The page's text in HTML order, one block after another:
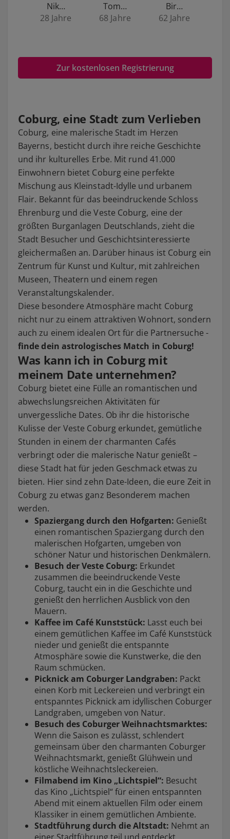
Nik…
28 Jahre
Tom…
68 Jahre
Bir…
62 Jahre
Zur kostenlosen Registrierung
Coburg, eine Stadt zum Verlieben
Coburg, eine malerische Stadt im Herzen
Bayerns, besticht durch ihre reiche Geschichte
und ihr kulturelles Erbe. Mit rund 41.000
Einwohnern bietet Coburg eine perfekte
Mischung aus Kleinstadt-Idylle und urbanem
Flair. Bekannt für das beeindruckende Schloss
Ehrenburg und die Veste Coburg, eine der
größten Burganlagen Deutschlands, zieht die
Stadt Besucher und Geschichtsinteressierte
gleichermaßen an. Darüber hinaus ist Coburg ein
Zentrum für Kunst und Kultur, mit zahlreichen
Museen, Theatern und einem regen
Veranstaltungskalender.
Diese besondere Atmosphäre macht Coburg
nicht nur zu einem attraktiven Wohnort, sondern
auch zu einem idealen Ort für die Partnersuche -
finde dein astrologisches Match in Coburg!
Was kann ich in Coburg mit
meinem Date unternehmen?
Coburg bietet eine Fülle an romantischen und
abwechslungsreichen Aktivitäten für
unvergessliche Dates. Ob ihr die historische
Kulisse der Veste Coburg erkundet, gemütliche
Stunden in einem der charmanten Cafés
verbringt oder die malerische Natur genießt –
diese Stadt hat für jeden Geschmack etwas zu
bieten. Hier sind zehn Date-Ideen, die eure Zeit in
Coburg zu etwas ganz Besonderem machen
werden.
Spaziergang durch den Hofgarten: Genießt
einen romantischen Spaziergang durch den
malerischen Hofgarten, umgeben von
schöner Natur und historischen Denkmälern.
Besuch der Veste Coburg: Erkundet
zusammen die beeindruckende Veste
Coburg, taucht ein in die Geschichte und
genießt den herrlichen Ausblick von den
Mauern.
Kaffee im Café Kunststück: Lasst euch bei
einem gemütlichen Kaffee im Café Kunststück
nieder und genießt die entspannte
Atmosphäre sowie die Kunstwerke, die den
Raum schmücken.
Picknick am Coburger Landgraben: Packt
einen Korb mit Leckereien und verbringt ein
entspanntes Picknick am idyllischen Coburger
Landgraben, umgeben von Natur.
Besuch des Coburger Weihnachtsmarktes:
Wenn die Saison es zulässt, schlendert
gemeinsam über den charmanten Coburger
Weihnachtsmarkt, genießt Glühwein und
köstliche Weihnachtsleckereien.
Filmabend im Kino „Lichtspiel“: Besucht
das Kino „Lichtspiel“ für einen entspannten
Abend mit einem aktuellen Film oder einem
Klassiker in einem gemütlichen Ambiente.
Stadtführung durch die Altstadt: Nehmt an